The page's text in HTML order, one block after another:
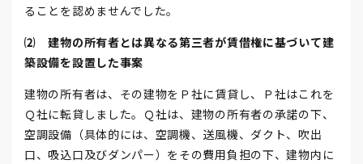
ることを認めませんでした。
⑵ 建物の所有者とは異なる第三者が賃借権に基づいて建
築設備を設置した事案
建物の所有者は、その建物をＰ社に賃貸し、Ｐ社はこれを
Ｑ社に転貸しました。Ｑ社は、建物の所有者の承諾の下、
空調設備（具体的には、空調機、送風機、ダクト、吹出
口、吸込口及びダンパー）をその費用負担の下、建物内に